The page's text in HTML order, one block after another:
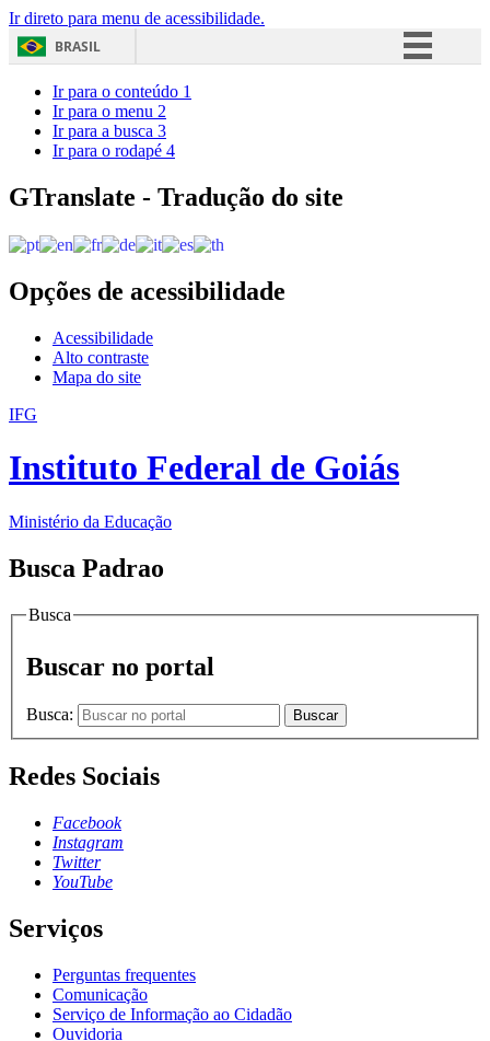
Ir direto para menu de acessibilidade.
BRASIL
Acesso à informação
Ir para o conteúdo 1
Ir para o menu 2
Ir para a busca 3
Ir para o rodapé 4
GTranslate - Tradução do site
Opções de acessibilidade
Acessibilidade
Alto contraste
Mapa do site
IFG
Instituto Federal de Goiás
Ministério da Educação
Busca Padrao
Busca
Buscar no portal
Busca: Buscar
Redes Sociais
Facebook
Instagram
Twitter
YouTube
Serviços
Perguntas frequentes
Comunicação
Serviço de Informação ao Cidadão
Ouvidoria